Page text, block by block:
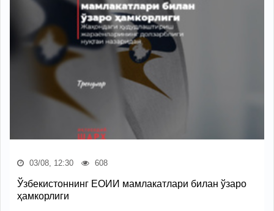
03/08, 12:30 608
Ўзбекистоннинг ЕОИИ мамлакатлари билан ўзаро
ҳамкорлиги